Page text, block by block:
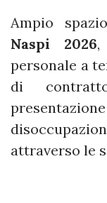
Ampio
Naspi 2026,
personale a
di
attraverso le